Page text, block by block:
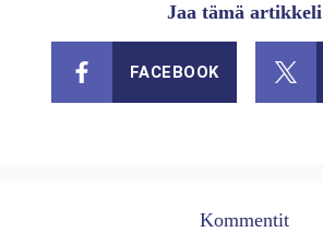
Jaa tämä artikkeli
FACEBOOK
Kommentit